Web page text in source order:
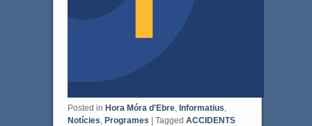
Posted in Hora Móra d'Ebre, Informatius
Notícies Programes | Tagged ACCIDENTS